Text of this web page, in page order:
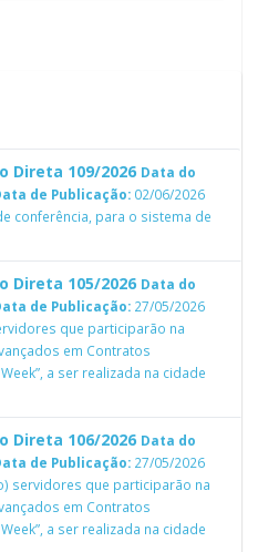
Direta 109/2026 Data do
de Publicação: 02/06/2026
conferência, para o sistema de
Direta 105/2026 Data do
de Publicação: 27/05/2026
que participarão na
em Contratos
a ser realizada na cidade
Direta 106/2026 Data do
de Publicação: 27/05/2026
servidores que participarão na
em Contratos
a ser realizada na cidade